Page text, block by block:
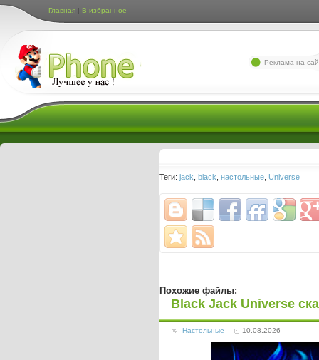
Главная | В избранное
Лучшие игры для
Реклама на
Теги: jack black настольные Universe
Похожие файлы:
Black Jack Universe
Настольные 10.08.2026